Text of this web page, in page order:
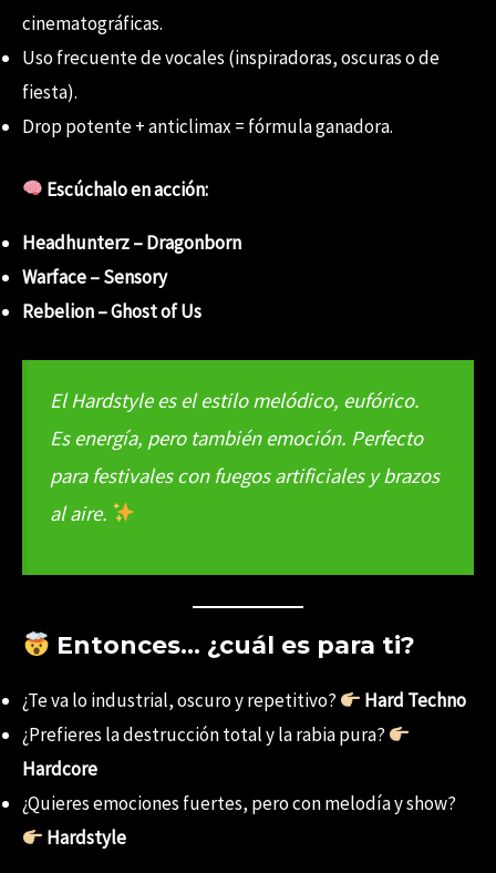
cinematográficas.
Uso frecuente de vocales (inspiradoras, oscuras o de
fiesta).
Drop potente + anticlimax = fórmula ganadora.
Escúchalo en acción:
Headhunterz – Dragonborn
Warface – Sensory
Rebelion – Ghost of Us
El Hardstyle es el estilo melódico, eufórico.
Es energía, pero también emoción. Perfecto
para festivales con fuegos artificiales y brazos
al aire.
Entonces… ¿cuál es para ti?
¿Te va lo industrial, oscuro y repetitivo?
Hard Techno
¿Prefieres la destrucción total y la rabia pura?
Hardcore
¿Quieres emociones fuertes, pero con melodía y show?
Hardstyle